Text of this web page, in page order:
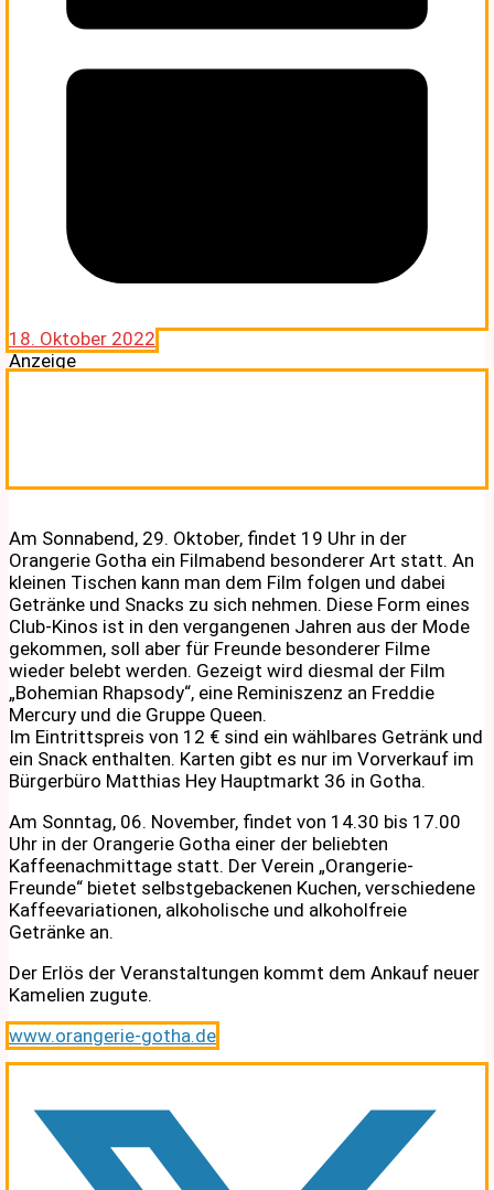
18. Oktober 2022
Anzeige
Am Sonnabend, 29. Oktober, findet 19 Uhr in der
Orangerie Gotha ein Filmabend besonderer Art statt. An
kleinen Tischen kann man dem Film folgen und dabei
Getränke und Snacks zu sich nehmen. Diese Form eines
Club-Kinos ist in den vergangenen Jahren aus der Mode
gekommen, soll aber für Freunde besonderer Filme
wieder belebt werden. Gezeigt wird diesmal der Film
„Bohemian Rhapsody“, eine Reminiszenz an Freddie
Mercury und die Gruppe Queen.
Im Eintrittspreis von 12 € sind ein wählbares Getränk und
ein Snack enthalten. Karten gibt es nur im Vorverkauf im
Bürgerbüro Matthias Hey Hauptmarkt 36 in Gotha.
Am Sonntag, 06. November, findet von 14.30 bis 17.00
Uhr in der Orangerie Gotha einer der beliebten
Kaffeenachmittage statt. Der Verein „Orangerie-
Freunde“ bietet selbstgebackenen Kuchen, verschiedene
Kaffeevariationen, alkoholische und alkoholfreie
Getränke an.
Der Erlös der Veranstaltungen kommt dem Ankauf neuer
Kamelien zugute.
www.orangerie-gotha.de